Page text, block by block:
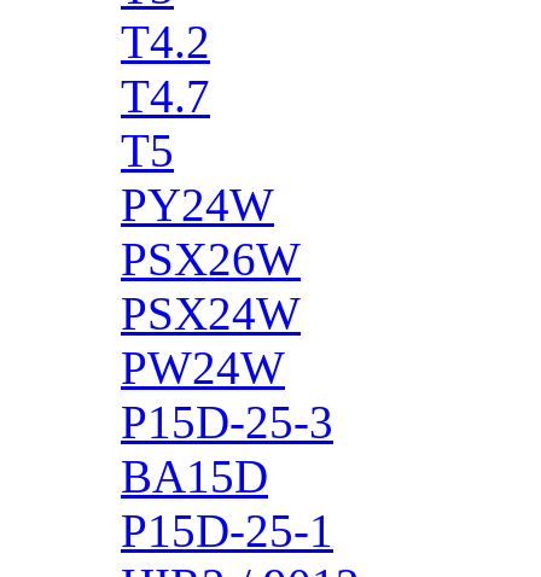
T4.2
T4.7
T5
PY24W
PSX26W
PSX24W
PW24W
P15D-25-3
BA15D
P15D-25-1